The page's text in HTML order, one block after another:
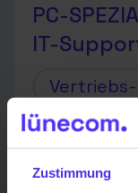
Zustimmung
PC-
IT-
Björn